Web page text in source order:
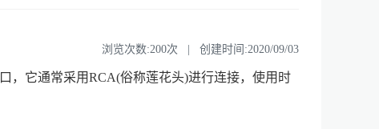
浏览次数:200次 | 创建时间:2020/09/03
，它通常采用RCA(俗称莲花头)进行连接，使用时